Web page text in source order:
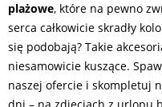
plażowe, które na pewno
serca całkowicie skradły
się podobają? Takie
niesamowicie kuszące.
naszej ofercie i skompletuj